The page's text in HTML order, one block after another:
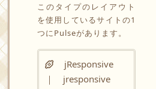
このタイプのレイアウト
を使用しているサイトの1
つにPulseがあります。
jResponsive
｜ jresponsive